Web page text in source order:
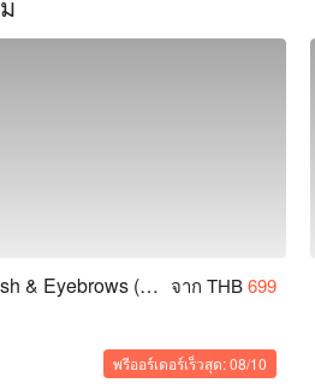
NAN Eyelash & Eyebrows (Pracha Uthit) จาก THB699
พรีออร์เดอร์เร็วสุด: 08/10